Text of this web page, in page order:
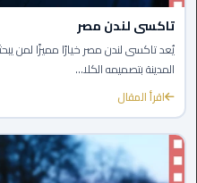
ليموزين
مرسي
علم
ليموزين
اسكندرية
تاكسى لندن مصر
يُعد تاكسى لندن مصر خيارًا مميزًا لمن
المدينة بتصميمه الكلا...
اقرأ المقال